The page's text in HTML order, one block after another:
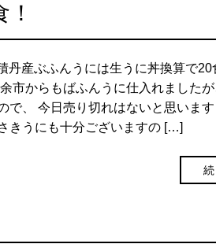
丹産ぶふんうには生うに丼換算で20
市からもばふんうに仕入れました
で、 今日売り切れはないと思いま
きうにも十分ございますの […]